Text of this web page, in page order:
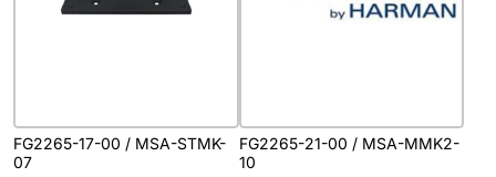
FG2265-17-00 / MSA-STMK-
07
FG2265-21-00 / MSA-MMK2-
10